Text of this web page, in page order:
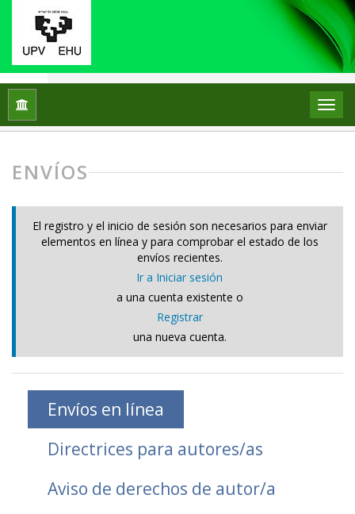
Inicio
ENVÍOS
El registro y el inicio de sesión son necesarios para enviar
elementos en línea y para comprobar el estado de los
envíos recientes.
Ir a Iniciar sesión
a una cuenta existente o
Registrar
una nueva cuenta.
Envíos en línea
Directrices para autores/as
Aviso de derechos de autor/a